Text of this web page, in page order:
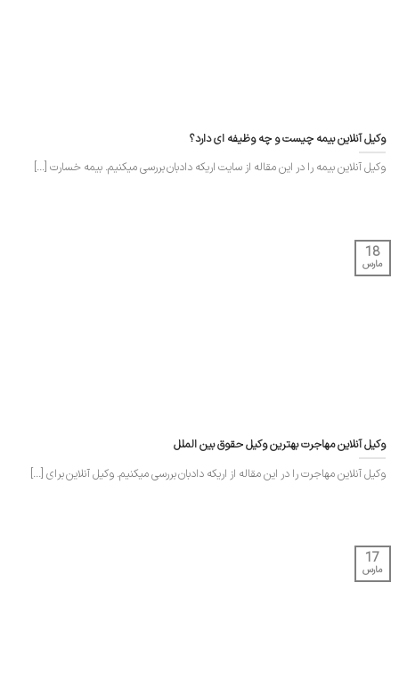
وکیل آنلاین بیمه چیست و چه وظیفه ای دارد؟
وکیل آنلاین بیمه را در این مقاله از سایت اریکه دادبان بررسی میکنیم. بیمه خسارت [...]
وکیل آنلاین مهاجرت بهترین وکیل حقوق بین الملل
وکیل آنلاین مهاجرت را در این مقاله از اریکه دادبان بررسی میکنیم. وکیل آنلاین برای [...]
18
مارس
17
مارس